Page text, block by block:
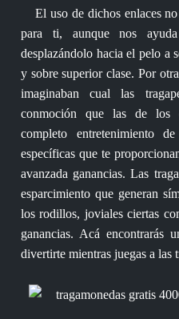
El uso de dichos enlaces
para ti, aunque nos
desplazándolo hacia el pelo a
y sobre superior clase. Por
imaginaban cual las
conmoción que las de los
completo entretenimiento
específicas que te
avanzada ganancias. Las
esparcimiento que generan
los rodillos, joviales ciertas
ganancias. Acá encontrarás
divertirte mientras juegas a las